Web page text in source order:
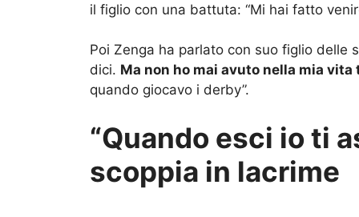
il figlio con una battuta: “Mi hai fatto
Poi Zenga ha parlato con suo figlio delle
dici. Ma non ho mai avuto nella mia
quando giocavo i derby”.
“Quando esci io ti
scoppia in lacrime